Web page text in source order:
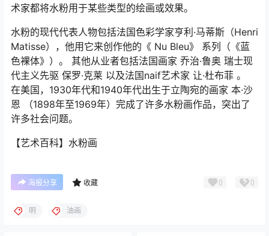
术家都将水粉用于某些类型的绘画或效果。
水粉的现代代表人物包括法国色彩学家亨利·马蒂斯（Henri
Matisse），他用它来创作他的《 Nu Bleu》 系列（《蓝
色裸体》）。 其他从业者包括法国画家 乔治·鲁奥 瑞士现
代主义先驱 保罗·克莱 以及法国naif艺术家 让·杜布菲 。
在美国，1930年代和1940年代出生于立陶宛的画家 本·沙
恩 （1898年至1969年）完成了许多水粉画作品，突出了
许多社会问题。
【艺术百科】水粉画
海报分享 收藏 0 0
明 油画